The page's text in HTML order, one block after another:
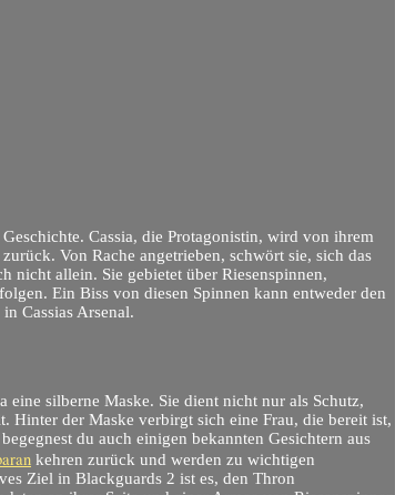
Cassia, die Protagonistin, wird von ihrem
Von Rache angetrieben, schwört sie, sich das
nicht allein. Sie gebietet über Riesenspinnen,
Ein Biss von diesen Spinnen kann entweder den
Cassias Arsenal.
eine silberne Maske. Sie dient nicht nur als Schutz,
Hinter der Maske verbirgt sich eine Frau, die bereit ist,
du auch einigen bekannten Gesichtern aus
kehren zurück und werden zu wichtigen
Ziel in Blackguards 2 ist es, den Thron